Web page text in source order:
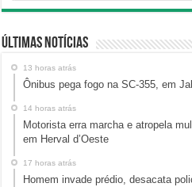
Últimas Notícias
13 horas atrás
Ônibus pega fogo na SC-355, em
14 horas atrás
Motorista erra marcha e atropela
em Herval d’Oeste
17 horas atrás
Homem invade prédio, desacata